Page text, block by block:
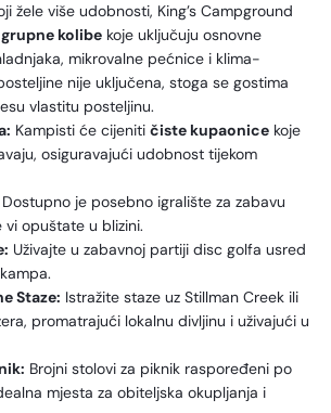
žele više udobnosti, King’s Campground
kolibe koje uključuju osnovne
mikrovalne pećnice i klima-
nije uključena, stoga se gostima
vlastitu posteljinu.
Kampisti će cijeniti čiste kupaonice koje
osiguravajući udobnost tijekom
Dostupno je posebno igralište za zabavu
vi opuštate u blizini.
Uživajte u zabavnoj partiji disc golfa usred
Staze: Istražite staze uz Stillman Creek ili
promatrajući lokalnu divljinu i uživajući u
Brojni stolovi za piknik raspoređeni po
mjesta za obiteljska okupljanja i